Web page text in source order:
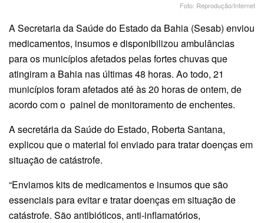
Foto: Reprodução/Internet
A Secretaria da Saúde do Estado da Bahia (Sesab) enviou
medicamentos, insumos e disponibilizou ambulâncias
para os municípios afetados pelas fortes chuvas que
atingiram a Bahia nas últimas 48 horas. Ao todo, 21
municípios foram afetados até às 20 horas de ontem, de
acordo com o painel de monitoramento de enchentes.
A secretária da Saúde do Estado, Roberta Santana,
explicou que o material foi enviado para tratar doenças em
situação de catástrofe.
“Enviamos kits de medicamentos e insumos que são
essenciais para evitar e tratar doenças em situação de
catástrofe. São antibióticos, anti-inflamatórios,